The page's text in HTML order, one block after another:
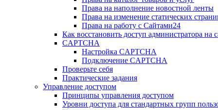
Права на наполнение новостной ленты
Права на изменение статических
Права на работу с Сайтами24
Как восстановить доступ администратора на
CAPTCHA
Настройка CAPTCHA
Подключение CAPTCHA
Проверьте себя
Практические задания
Управление доступом
Принципы управления доступом
Уровни доступа для стандартных групп